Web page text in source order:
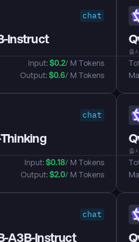
chat
Instruct
Input: $0.2/ M Tokens
Output: $0.6/ M Tokens
출
chat
Input: $0.18/ M Tokens
Output: $2.0/ M Tokens
출
chat
A3B-Instruct